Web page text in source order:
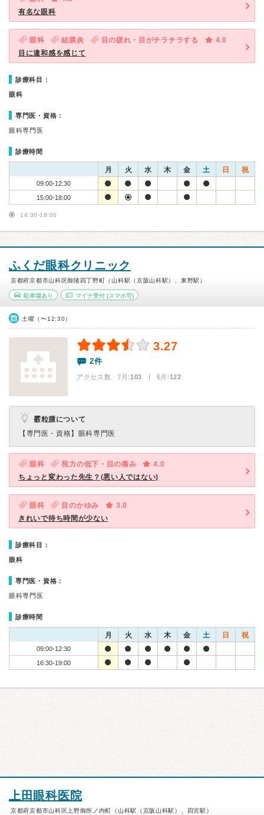
有名な眼科
眼科 結膜炎 目の疲れ・目がチラチラする
4.0
目に違和感を感じて
診療科目：
眼科
専門医・資格：
眼科専門医
診療時間
月 火 水 木 金 土 日 祝
09:00-12:30
15:00-18:00
14:30-18:00
ふくだ眼科クリニック
京都府京都市山科区御陵四丁野町（山科駅（京阪山科駅）、東野駅）
駐車場あり マイナ受付(スマホ可)
土曜（〜12:30）
3.27
2件
アクセス数 7月:103 | 6月:122
霰粒腫について
【専門医・資格】 眼科専門医
眼科 視力の低下・目の痛み
4.0
ちょっと変わった先生？(悪い人ではない)
眼科 目のかゆみ
3.0
きれいで待ち時間が少ない
診療科目：
眼科
専門医・資格：
眼科専門医
診療時間
月 火 水 木 金 土 日 祝
09:00-12:30
16:30-19:00
上田眼科医院
京都府京都市山科区上野御所ノ内町（山科駅（京阪山科駅）、四宮駅）